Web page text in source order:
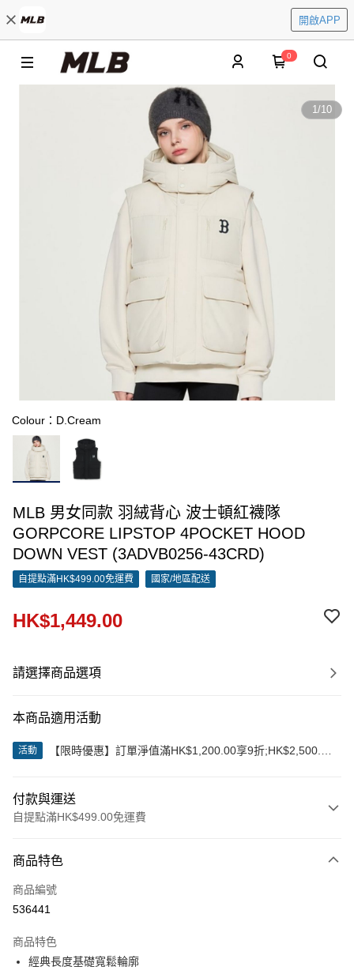
開啟APP
0
1/10
Colour：D.Cream
MLB 男女同款 羽絨背心 波士頓紅襪隊
GORPCORE LIPSTOP 4POCKET HOOD
DOWN VEST (3ADVB0256-43CRD)
自提點滿HK$499.00免運費 國家/地區配送
HK$1,449.00
請選擇商品選項
本商品適用活動
活動
【限時優惠】訂單淨值滿HK$1,200.00享9折;HK$2,500.00
付款與運送
自提點滿HK$499.00免運費
信用卡
Apple Pay
AlipayHK
商品特色
商品編號
536441
商品特色
經典長度基礎寬鬆輪廓